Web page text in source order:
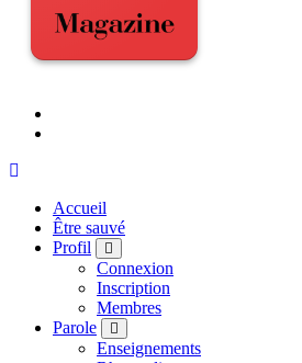
Accueil
Être sauvé
Profil
Connexion
Inscription
Membres
Parole
Enseignements